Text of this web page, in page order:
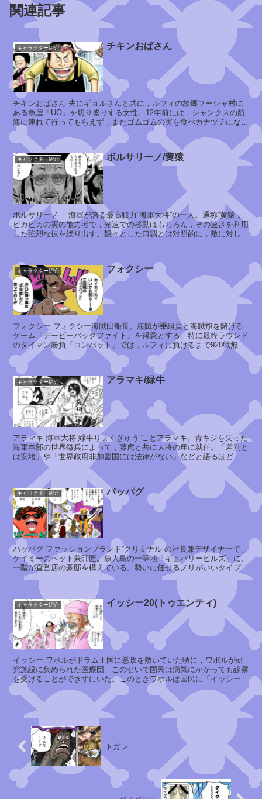
イ
象
主
ズ
ニ
ー
シ
ャ
空
白
の
1
0
0
年
ジ
イ
ボ
主
ズ
ニ
シ
ャ
ニ
イ
ム
ネ
フ
ェ
ル
タ
リ
・
リ
リ
ィ
天
月
関
り
そ
う
な
者
ル
関連記事
キャラクター紹介 チキンおばさん
チキンおばさん 夫にギョルさんと共に，ルフィの故郷フーシャ村に
ある魚屋「UO」を切り盛りする女性。12年前には，シャンクスの航
海に連れて行ってもらえず，またゴムゴムの実を食べカナヅチになっ
てしまったルフィとギ...
キャラクター紹介 ボルサリーノ/黄猿
ボルサリーノ 海軍が誇る最高戦力”海軍大将”の一人。通称”黄猿”。
ピカピカの実の能力者で，光速での移動はもちろん，その速さを利用
した強烈な技を繰り出す。飄々とした口調とは対照的に，敵に対して
キャラクター紹介 フォクシー
フォクシー フォクシー海賊団船長。海賊が乗組員と海賊旗を賭ける
ゲーム「デービーバックファイト」を得意とする。特に最終ラウンド
のタイマン勝負「コンバット」では，ルフィに負けるまで920戦無敗
の黒くを誇っていた。ゲームに...
キャラクター紹介 アラマキ/緑牛
アラマキ 海軍大将”緑牛りょくぎゅう”ことアラマキ。青キジを失った
海軍本部の世界徴兵によって，藤虎と共に大将の座に就任。「差別と
は安堵」や「世界政府非加盟国には法律がない」などと語るほど，過
激な思想の持ち主。同じく過...
キャラクター紹介 パッパグ
パッパグ ファッションブランド”クリミナル”の社長兼デザイナーで、
ケイミーのペット兼師匠。魚人島の一等地「ギョバリーヒルズ」に、
一階が直営店の豪邸を構えている。勢いに任せるノリがいいタイプ
で，自分をヒトデでは...
キャラクター紹介 イッシー20(トゥエンティ)
イッシー ワポルがドラム王国に悪政を敷いていた頃に，ワポルが研
究施設に集められた医療団。このせいで国民は病気にかかっても診察
を受けることができずにいた。このときワポルは国民に「イッシーは
全員病気にかかった」と...
トガレ